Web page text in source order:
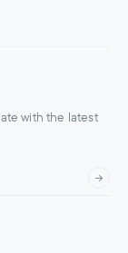
with the latest